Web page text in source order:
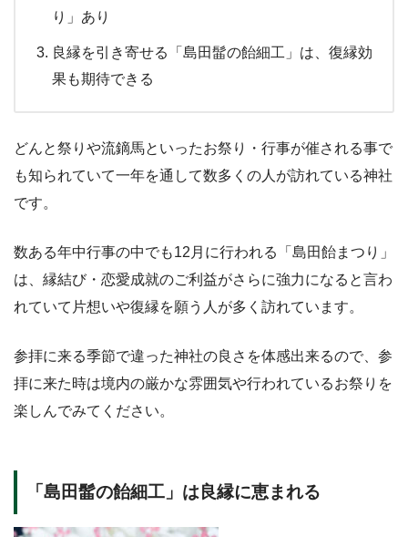
り」あり
良縁を引き寄せる「島田髷の飴細工」は、復縁効
果も期待できる
どんと祭りや流鏑馬といったお祭り・行事が催される事で
も知られていて一年を通して数多くの人が訪れている神社
です。
数ある年中行事の中でも12月に行われる「島田飴まつり」
は、縁結び・恋愛成就のご利益がさらに強力になると言わ
れていて片想いや復縁を願う人が多く訪れています。
参拝に来る季節で違った神社の良さを体感出来るので、参
拝に来た時は境内の厳かな雰囲気や行われているお祭りを
楽しんでみてください。
「島田髷の飴細工」は良縁に恵まれる